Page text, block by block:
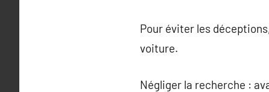
Pour éviter les
voiture.
Négliger la recherche :